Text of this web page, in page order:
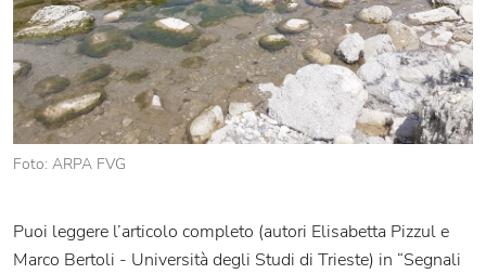
Foto: ARPA FVG
Puoi leggere l’articolo completo (autori Elisabetta Pizzul e
Marco Bertoli - Università degli Studi di Trieste) in “Segnali